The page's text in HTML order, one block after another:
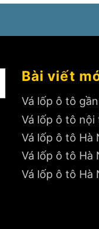
Bài viết
Vá lốp ô tô
Vá lốp ô tô nội
Vá lốp ô tô Hà
Vá lốp ô tô Hà
Vá lốp ô tô Hà